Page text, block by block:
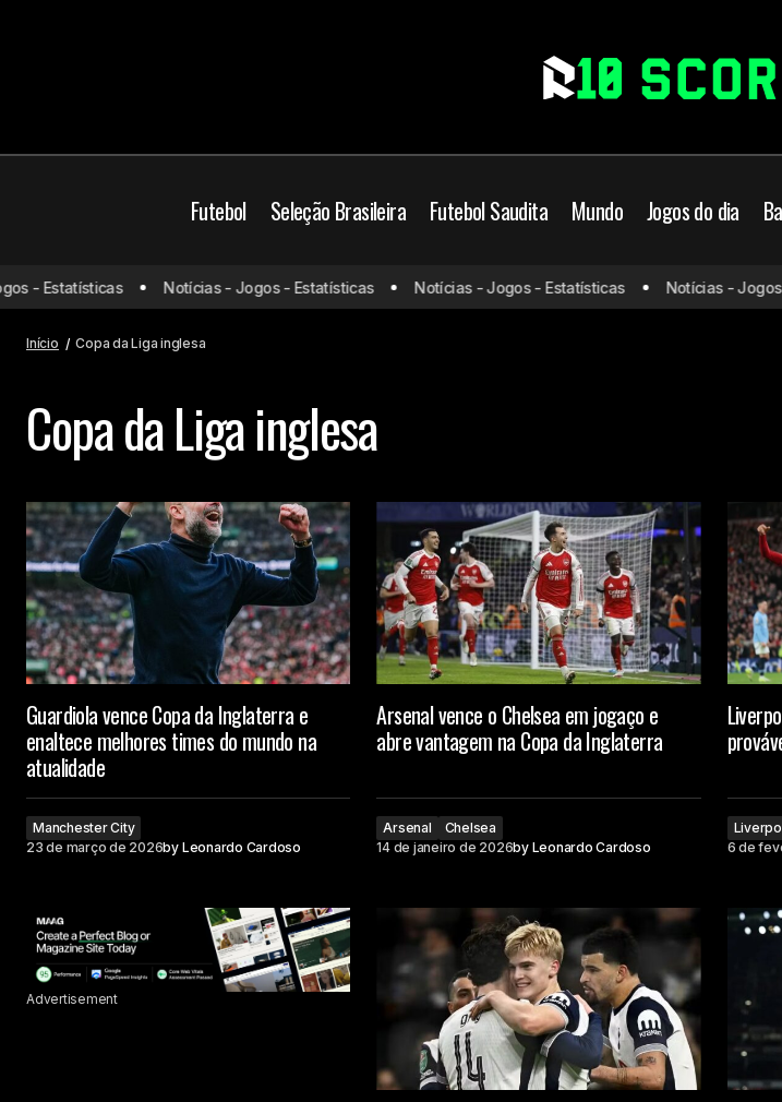
Futebol Seleção Brasileira Futebol Saudita Mundo Jogos do dia
- Estatísticas Notícias - Jogos - Estatísticas Notícias - Jogos - Estatísticas Notícias - Jogos
Início Copa da Liga inglesa
Copa da Liga inglesa
Guardiola vence Copa da Inglaterra e
enaltece melhores times do mundo na
atualidade
Manchester City
23 de março de 2026by Leonardo Cardoso
Arsenal vence o Chelsea em jogaço e
abre vantagem na Copa da Inglaterra
Arsenal
Chelsea
14 de janeiro de 2026by Leonardo Cardoso
6 de
Advertisement